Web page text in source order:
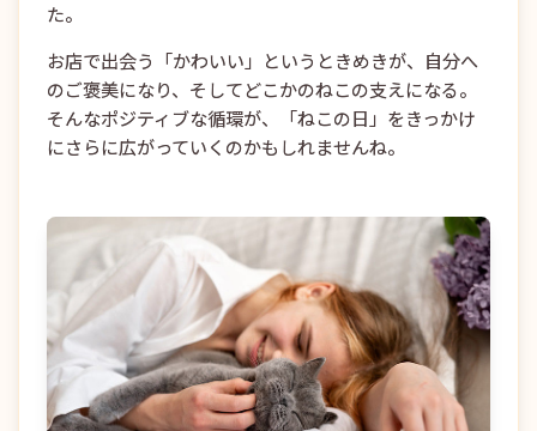
た。
お店で出会う「かわいい」というときめきが、自分へ
のご褒美になり、そしてどこかのねこの支えになる。
そんなポジティブな循環が、「ねこの日」をきっかけ
にさらに広がっていくのかもしれませんね。